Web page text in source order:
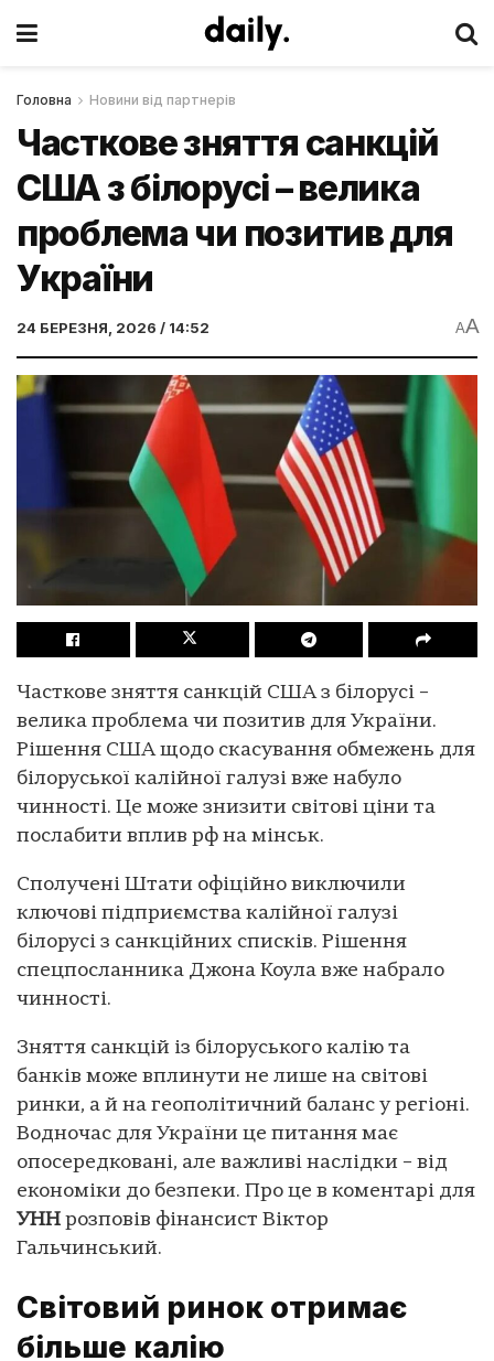
Головна Новини від партнерів
Часткове зняття санкцій
США з білорусі – велика
проблема чи позитив для
України
24 БЕРЕЗНЯ, 2026 / 14:52 AA
Часткове зняття санкцій США з білорусі –
велика проблема чи позитив для України.
Рішення США щодо скасування обмежень для
білоруської калійної галузі вже набуло
чинності. Це може знизити світові ціни та
послабити вплив рф на мінськ.
Сполучені Штати офіційно виключили
ключові підприємства калійної галузі
білорусі з санкційних списків. Рішення
спецпосланника Джона Коула вже набрало
чинності.
Зняття санкцій із білоруського калію та
банків може вплинути не лише на світові
ринки, а й на геополітичний баланс у регіоні.
Водночас для України це питання має
опосередковані, але важливі наслідки – від
економіки до безпеки. Про це в коментарі для
УНН розповів фінансист Віктор
Гальчинський.
Світовий ринок отримає
більше калію